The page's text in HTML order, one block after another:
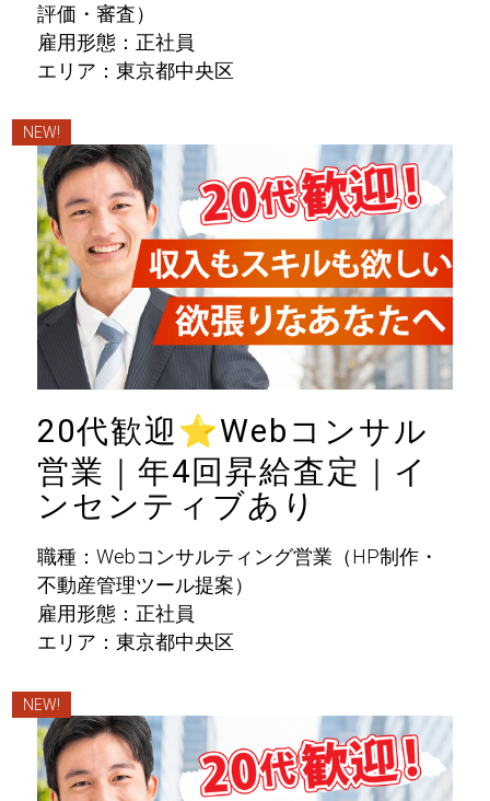
評価・審査）
雇用形態：正社員
エリア：東京都中央区
NEW!
20代歓迎 ⭐Webコンサル
営業｜年4回昇給査定｜イ
ンセンティブあり
職種：Webコンサルティング営業（HP制作・
不動産管理ツール提案）
雇用形態：正社員
エリア：東京都中央区
NEW!